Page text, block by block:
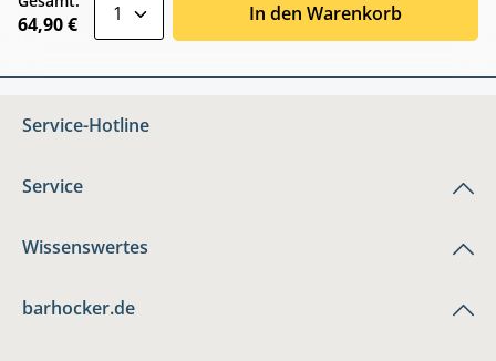
64,90 € In den Warenkorb
Service-Hotline
Service
Wissenswertes
barhocker.de